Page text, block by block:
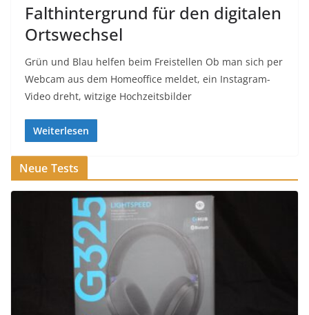
Falthintergrund für den digitalen
Ortswechsel
Grün und Blau helfen beim Freistellen Ob man sich per
Webcam aus dem Homeoffice meldet, ein Instagram-
Video dreht, witzige Hochzeitsbilder
Weiterlesen
Neue Tests